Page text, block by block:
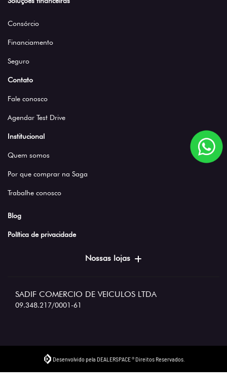
Consórcio
Financiamento
Seguro
Contato
Fale conosco
Agendar Test Drive
Institucional
Quem somos
Por que comprar na Saga
Trabalhe conosco
Blog
Política de privacidade
Nossas lojas
SADIF COMERCIO DE VEICULOS LTDA
09.348.217/0001-61
Desenvolvido pela DEALERSPACE ® Direitos Reservados.